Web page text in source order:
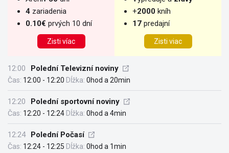
4 zariadenia
0.10€ prvých 10 dní
Zisti víac
+2000 kníh
17 predajní
Zisti viac
12:00 Polední Televizní noviny
Čas: 12:00 - 12:20 Dĺžka: 0hod a 20min
12:20 Polední sportovní noviny
Čas: 12:20 - 12:24 Dĺžka: 0hod a 4min
12:24 Polední Počasí
Čas: 12:24 - 12:25 Dĺžka: 0hod a 1min